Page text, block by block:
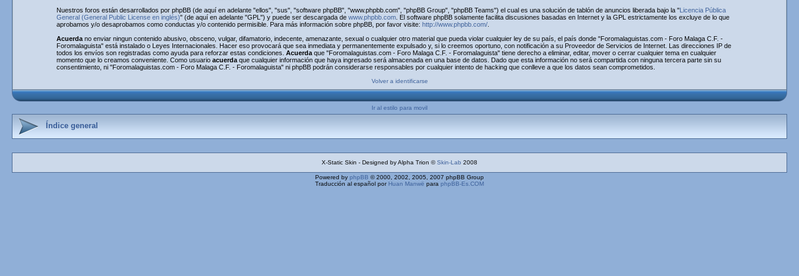
Nuestros foros están desarrollados por phpBB (de aquí en adelante "ellos", "sus", "software phpBB", "www.phpbb.com", "phpBB Group", "phpBB Teams") el cual es una solución de tablón de anuncios liberada bajo la "Licencia Pública
General (General Public License en inglés)" (de aquí en adelante "GPL") y puede ser descargada de www.phpbb.com . El software phpBB solamente facilita discusiones basadas en Internet y la GPL estrictamente los excluye de lo que
aprobamos y/o desaprobamos como conductas y/o contenido permisible. Para más información sobre phpBB, por favor visite: http://www.phpbb.com/
Acuerda no enviar ningun contenido abusivo, obsceno, vulgar, difamatorio, indecente, amenazante, sexual o cualquier otro material que pueda violar cualquier ley de su país, el país donde "Foromalaguistas.com - Foro Malaga C.F. -
Foromalaguista" está instalado o Leyes Internacionales. Hacer eso provocará que sea inmediata y permanentemente expulsado y, si lo creemos oportuno, con notificación a su Proveedor de Servicios de Internet. Las direcciones IP de
todos los envíos son registradas como ayuda para reforzar estas condiciones. Acuerda que "Foromalaguistas.com - Foro Malaga C.F. - Foromalaguista" tiene derecho a eliminar, editar, mover o cerrar cualquier tema en cualquier
momento que lo creamos conveniente. Como usuario acuerda que cualquier información que haya ingresado será almacenada en una base de datos. Dado que esta información no será compartida con ninguna tercera parte sin su
consentimiento, ni "Foromalaguistas.com - Foro Malaga C.F. - Foromalaguista" ni phpBB podrán considerarse responsables por cualquier intento de hacking que conlleve a que los datos sean comprometidos.
Volver a identificarse
Ir al estilo para movil
Índice general
X-Static Skin - Designed by Alpha Trion ©Skin-Lab 2008
Powered by phpBB © 2000, 2002, 2005, 2007 phpBB Group
Traducción al español por Huan Manwë para phpBB-Es.COM